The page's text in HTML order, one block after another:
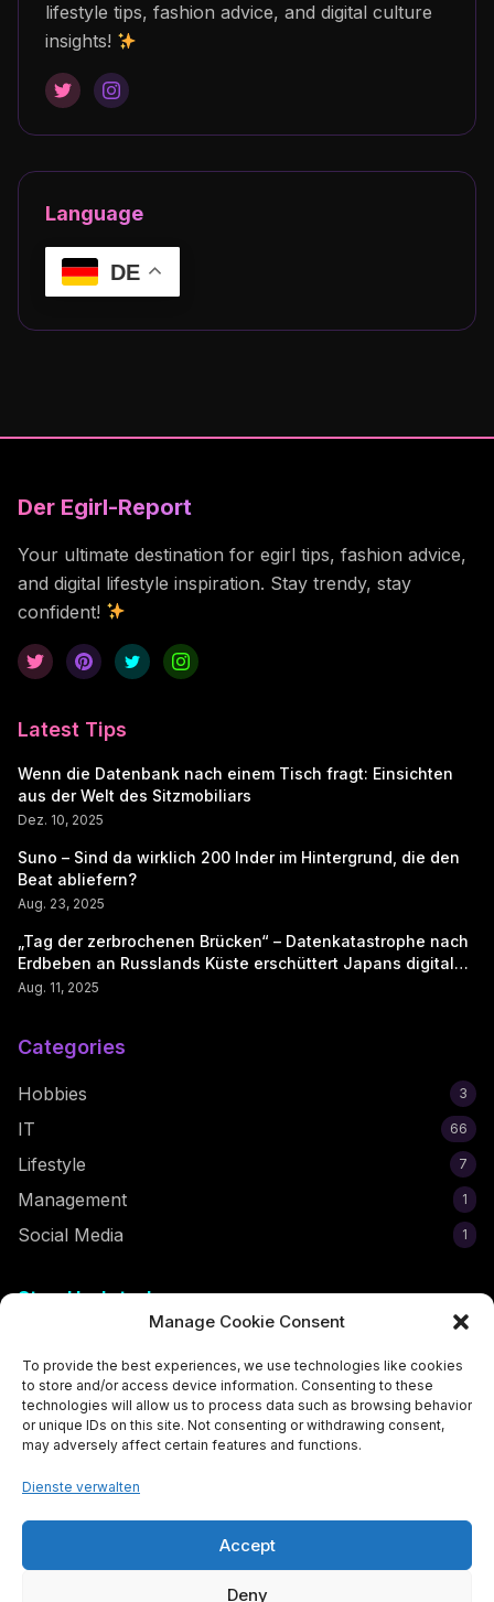
Manage Cookie Consent
To provide the best experiences, we use technologies like cookies
to store and/or access device information. Consenting to these
technologies will allow us to process data such as browsing behavior
or unique IDs on this site. Not consenting or withdrawing consent,
may adversely affect certain features and functions.
Dienste verwalten
Accept
Deny
lifestyle tips, fashion advice, and digital culture
insights!
Language
DE
Der Egirl-Report
Your ultimate destination for egirl tips, fashion advice,
and digital lifestyle inspiration. Stay trendy, stay
confident!
Latest Tips
Wenn die Datenbank nach einem Tisch fragt: Einsichten
aus der Welt des Sitzmobiliars
Dez. 10, 2025
Suno – Sind da wirklich 200 Inder im Hintergrund, die den
Beat abliefern?
Aug. 23, 2025
„Tag der zerbrochenen Brücken“ – Datenkatastrophe nach
Erdbeben an Russlands Küste erschüttert Japans digitale
Seele
Aug. 11, 2025
Categories
Hobbies 3
IT 66
Lifestyle 7
Management 1
Social Media 1
Stay Updated
your inbox!
© 2026 Der Egirl-Report. All rights reserved. Made with